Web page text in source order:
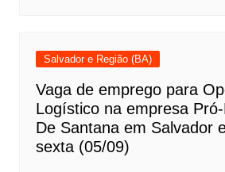
Salvador e Região (BA)
Vaga de emprego para
Logístico na empresa
De Santana em Salvador
sexta (05/09)